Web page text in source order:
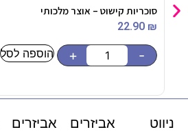
סוכריות קישוט – אוצר מלכותי
22.90 ₪
-
+ הוספה לסל
ניווט
אביזרים
אביזרים